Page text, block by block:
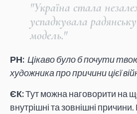
"Україна стала
успадкувала
модель."
РН: Цікаво було б почути
художника про причини цієї
ЄК:Тут можна наговорити на
внутрішні та зовнішні